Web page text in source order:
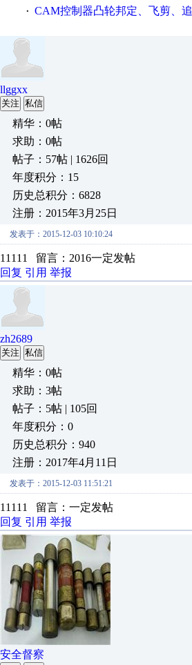
· CAM控制器凸轮邦定、飞剪、追剪等C功能块
llggxx
关注 私信
精华：0帖
求助：0帖
帖子：57帖 | 1626回
年度积分：15
历史总积分：6828
注册：2015年3月25日
发表于：2015-12-03 10:10:24
11111 留言：2016一定发帖
回复 引用 举报
zh2689
关注 私信
精华：0帖
求助：3帖
帖子：5帖 | 105回
年度积分：0
历史总积分：940
注册：2017年4月11日
发表于：2015-12-03 11:51:21
11111 留言：一定发帖
回复 引用 举报
安全督察